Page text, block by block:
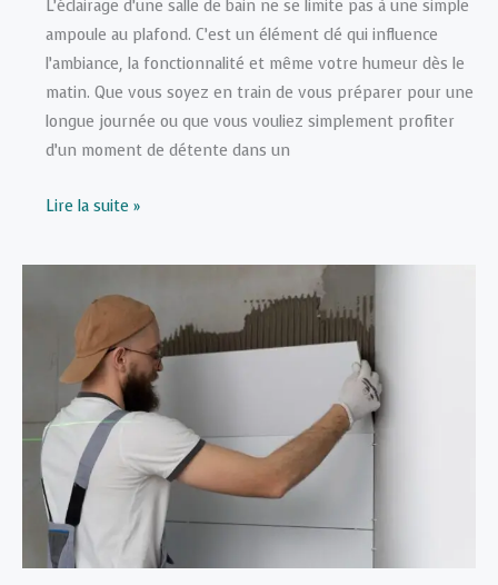
L’éclairage d’une salle de bain ne se limite pas à une simple
ampoule au plafond. C’est un élément clé qui influence
l’ambiance, la fonctionnalité et même votre humeur dès le
matin. Que vous soyez en train de vous préparer pour une
longue journée ou que vous vouliez simplement profiter
d’un moment de détente dans un
Quel
choisir
de
bain
fonctionnelle
Lire la suite »